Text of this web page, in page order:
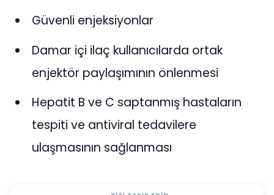
Güvenli enjeksiyonlar
Damar içi ilaç kullanıcılarda ortak
enjektör paylaşımının önlenmesi
Hepatit B ve C saptanmış hastaların
tespiti ve antiviral tedavilere
ulaşmasının sağlanması